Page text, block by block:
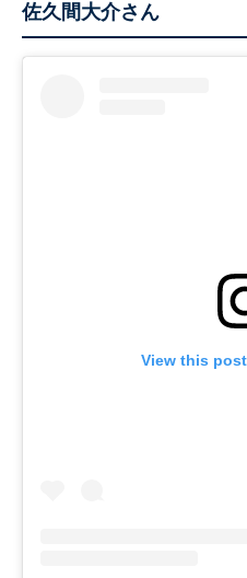
佐久間大介さん
View this